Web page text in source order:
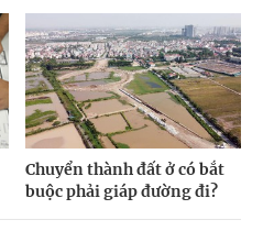
Chuyển thành đất ở có bắt
buộc phải giáp đường đi?